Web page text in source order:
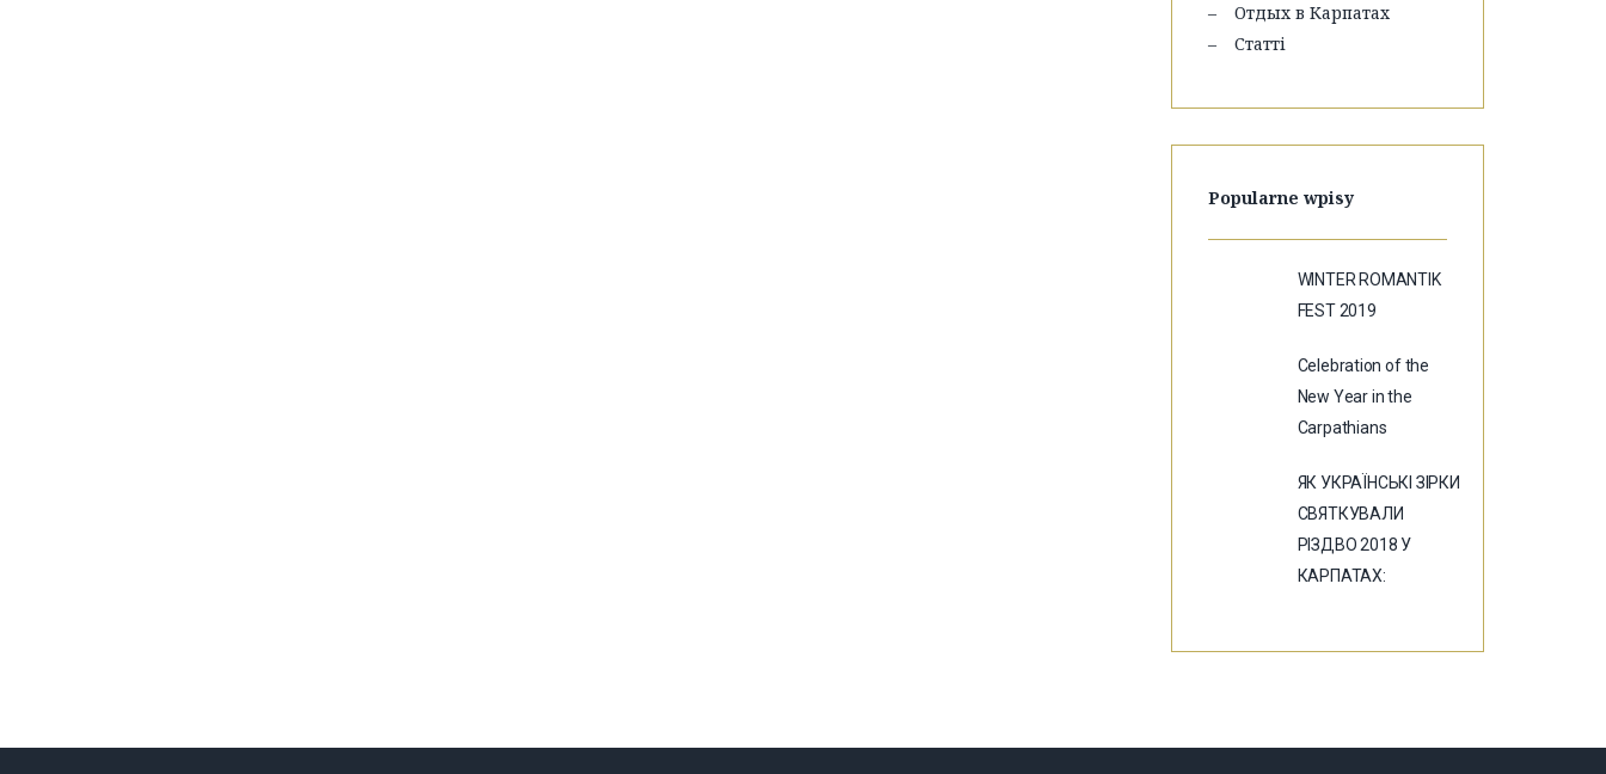
Отдых в Карпатах
Статті
Popularne wpisy
WINTER ROMANTIK
FEST 2019
Celebration of the
New Year in the
Carpathians
ЯК УКРАЇНСЬКІ ЗІРКИ
СВЯТКУВАЛИ
РІЗДВО 2018 У
КАРПАТАХ: